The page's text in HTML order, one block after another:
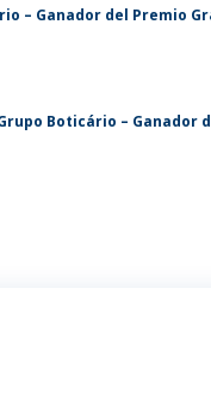
– Ganador del Premio
Grupo Boticário –